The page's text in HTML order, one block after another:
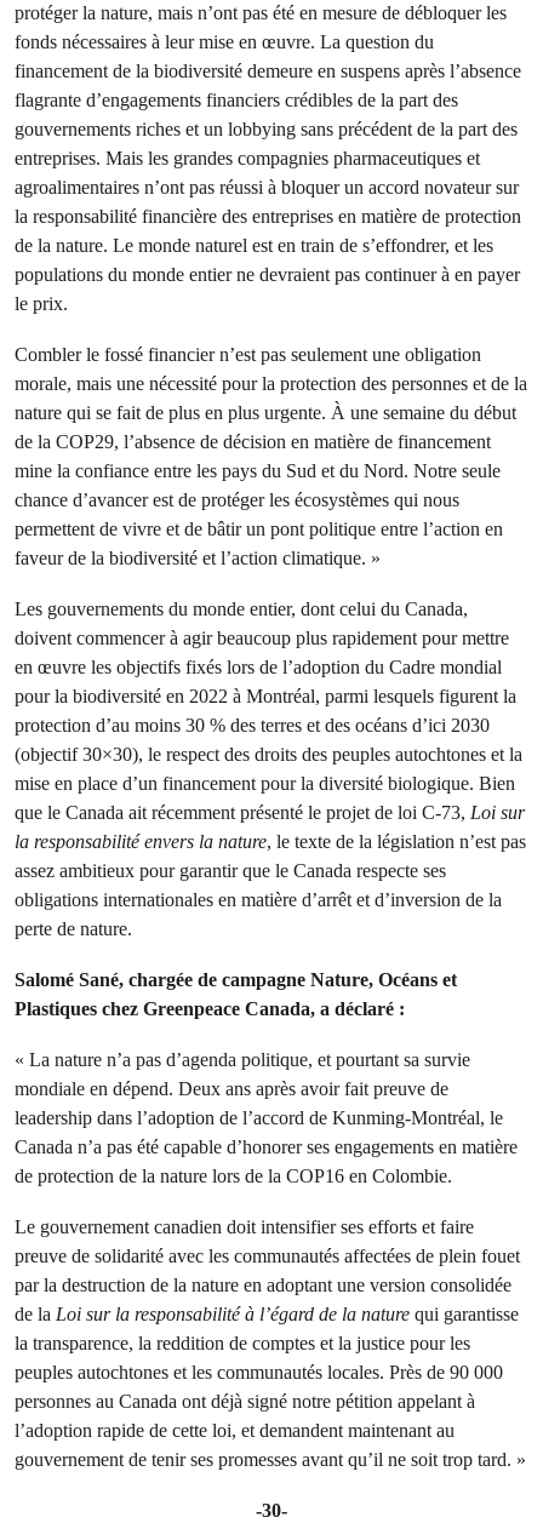
protéger la nature, mais n’ont pas été en mesure de débloquer les
fonds nécessaires à leur mise en œuvre. La question du
financement de la biodiversité demeure en suspens après l’absence
flagrante d’engagements financiers crédibles de la part des
gouvernements riches et un lobbying sans précédent de la part des
entreprises. Mais les grandes compagnies pharmaceutiques et
agroalimentaires n’ont pas réussi à bloquer un accord novateur sur
la responsabilité financière des entreprises en matière de protection
de la nature. Le monde naturel est en train de s’effondrer, et les
populations du monde entier ne devraient pas continuer à en payer
le prix.
Combler le fossé financier n’est pas seulement une obligation
morale, mais une nécessité pour la protection des personnes et de la
nature qui se fait de plus en plus urgente. À une semaine du début
de la COP29, l’absence de décision en matière de financement
mine la confiance entre les pays du Sud et du Nord. Notre seule
chance d’avancer est de protéger les écosystèmes qui nous
permettent de vivre et de bâtir un pont politique entre l’action en
faveur de la biodiversité et l’action climatique. »
Les gouvernements du monde entier, dont celui du Canada,
doivent commencer à agir beaucoup plus rapidement pour mettre
en œuvre les objectifs fixés lors de l’adoption du Cadre mondial
pour la biodiversité en 2022 à Montréal, parmi lesquels figurent la
protection d’au moins 30 % des terres et des océans d’ici 2030
(objectif 30×30), le respect des droits des peuples autochtones et la
mise en place d’un financement pour la diversité biologique. Bien
que le Canada ait récemment présenté le projet de loi C-73, Loi sur
la responsabilité envers la nature, le texte de la législation n’est pas
assez ambitieux pour garantir que le Canada respecte ses
obligations internationales en matière d’arrêt et d’inversion de la
perte de nature.
Salomé Sané, chargée de campagne Nature, Océans et
Plastiques chez Greenpeace Canada, a déclaré :
« La nature n’a pas d’agenda politique, et pourtant sa survie
mondiale en dépend. Deux ans après avoir fait preuve de
leadership dans l’adoption de l’accord de Kunming-Montréal, le
Canada n’a pas été capable d’honorer ses engagements en matière
de protection de la nature lors de la COP16 en Colombie.
Le gouvernement canadien doit intensifier ses efforts et faire
preuve de solidarité avec les communautés affectées de plein fouet
par la destruction de la nature en adoptant une version consolidée
de la Loi sur la responsabilité à l’égard de la nature qui garantisse
la transparence, la reddition de comptes et la justice pour les
peuples autochtones et les communautés locales. Près de 90 000
personnes au Canada ont déjà signé notre pétition appelant à
l’adoption rapide de cette loi, et demandent maintenant au
gouvernement de tenir ses promesses avant qu’il ne soit trop tard. »
-30-